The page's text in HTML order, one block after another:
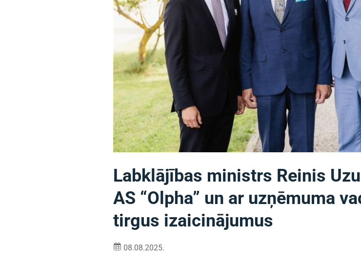
Labklājības ministrs Reinis
AS “Olpha” un ar uzņēmuma
tirgus izaicinājumus
08.08.2025.